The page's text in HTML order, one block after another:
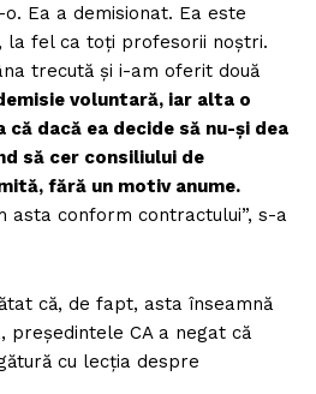
Ea a demisionat. Ea este
la fel ca toți profesorii noștri.
trecută și i-am oferit două
voluntară, iar alta o
dacă ea decide să nu-și dea
să cer consiliului de
fără un motiv anume.
asta conform contractului”, s-a
că, de fapt, asta înseamnă
președintele CA a negat că
cu lecția despre